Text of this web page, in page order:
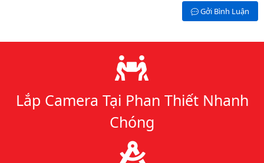
Gởi Bình Luận
Lý do chọn chúng tôi
Lắp Camera Tại Phan Thiết Nhanh
Chóng